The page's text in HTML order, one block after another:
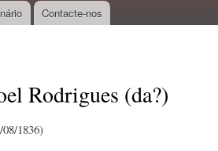
Contacte-nos
Rodrigues (da?)
1836)